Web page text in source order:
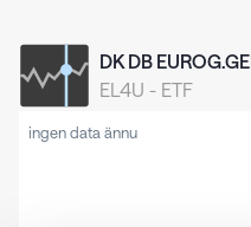
DK DB
EL4U - ETF
ingen data ännu